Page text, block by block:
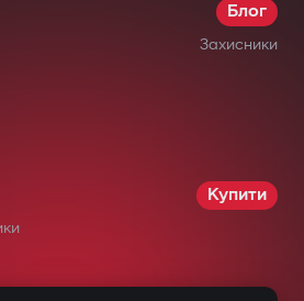
електроніки;
магазинах
Блог
Захисники
Купити